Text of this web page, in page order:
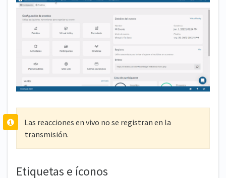
Las reacciones en vivo no se registran en la
transmisión.
Etiquetas e íconos